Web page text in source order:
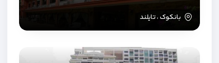
بانکوک ، تایلند